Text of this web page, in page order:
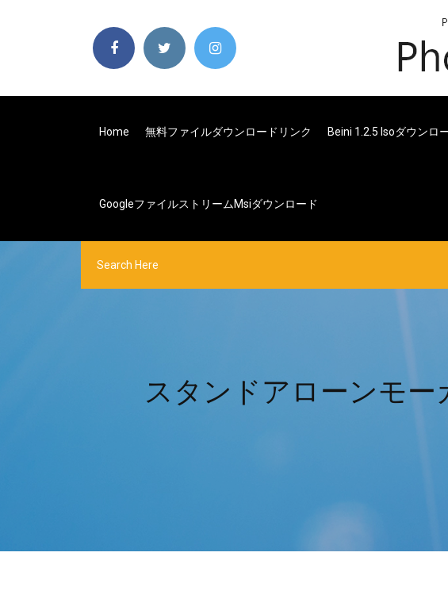
Home 無料ファイルダウンロードリンク Beini 1.2.5 Isoダウンロ
Googleファイルストリームmsiダウンロード
スタンドアローンモー